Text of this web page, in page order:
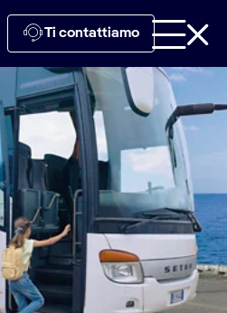
Ti contattiamo